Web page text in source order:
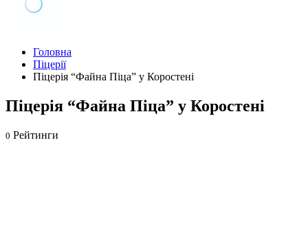
Головна
Піцерії
Піцерія “Файна Піца” у Коростені
Піцерія “Файна Піца” у Коростені
0 Рейтинги